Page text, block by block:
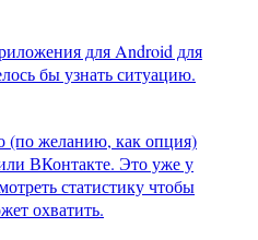
для Android для
бы узнать ситуацию.
(по желанию, как опция)
ВКонтакте. Это уже у
статистику чтобы
охватить.